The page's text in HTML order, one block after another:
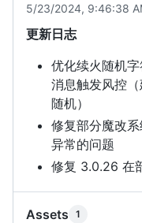
5/23/2024, 9:46:38
更新日志
优化续火随机
消息触发风控
随机）
修复部分魔改
异常的问题
修复 3.0.26 在
Assets 1